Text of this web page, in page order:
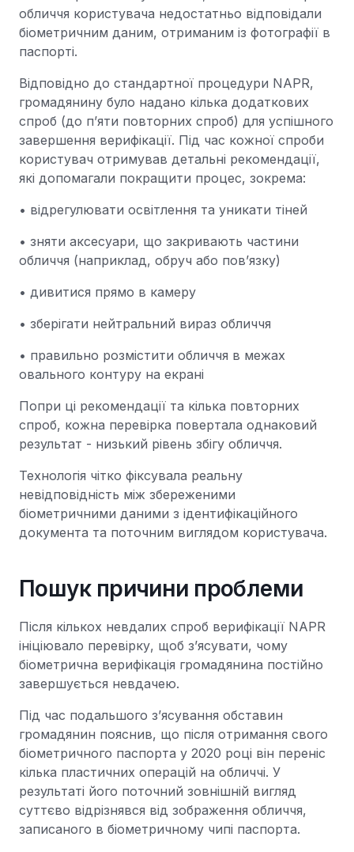
обличчя користувача недостатньо відповідали
біометричним даним, отриманим із фотографії в
паспорті.
Відповідно до стандартної процедури NAPR,
громадянину було надано кілька додаткових
спроб (до п’яти повторних спроб) для успішного
завершення верифікації. Під час кожної спроби
користувач отримував детальні рекомендації,
які допомагали покращити процес, зокрема:
• відрегулювати освітлення та уникати тіней
• зняти аксесуари, що закривають частини
обличчя (наприклад, обруч або пов’язку)
• дивитися прямо в камеру
• зберігати нейтральний вираз обличчя
• правильно розмістити обличчя в межах
овального контуру на екрані
Попри ці рекомендації та кілька повторних
спроб, кожна перевірка повертала однаковий
результат - низький рівень збігу обличчя.
Технологія чітко фіксувала реальну
невідповідність між збереженими
біометричними даними з ідентифікаційного
документа та поточним виглядом користувача.
Пошук причини проблеми
Після кількох невдалих спроб верифікації NAPR
ініціювало перевірку, щоб з’ясувати, чому
біометрична верифікація громадянина постійно
завершується невдачею.
Під час подальшого з’ясування обставин
громадянин пояснив, що після отримання свого
біометричного паспорта у 2020 році він переніс
кілька пластичних операцій на обличчі. У
результаті його поточний зовнішній вигляд
суттєво відрізнявся від зображення обличчя,
записаного в біометричному чипі паспорта.